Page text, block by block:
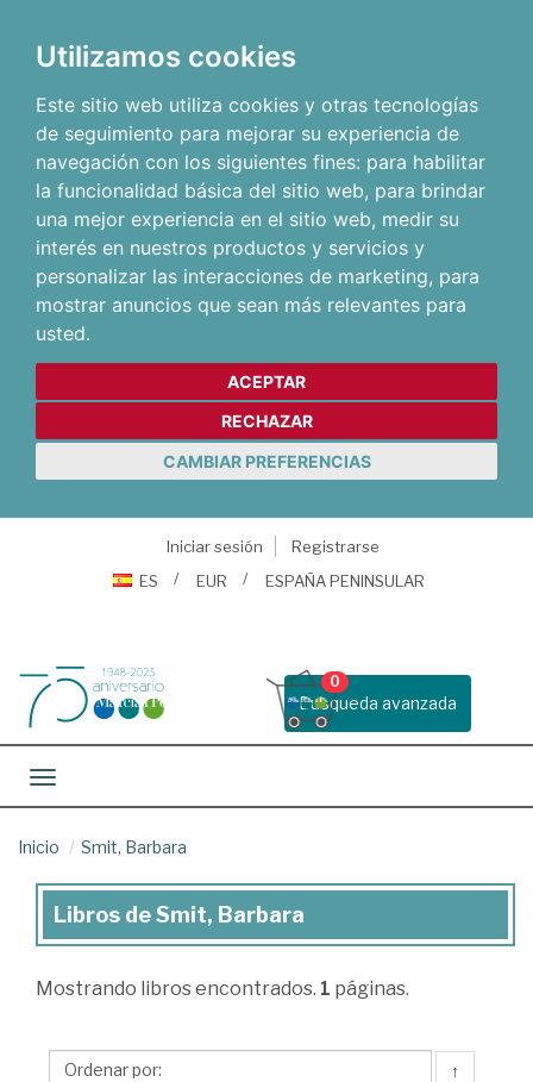
Utilizamos cookies
Este sitio web utiliza cookies y otras tecnologías
de seguimiento para mejorar su experiencia de
navegación con los siguientes fines: para habilitar
la funcionalidad básica del sitio web, para brindar
una mejor experiencia en el sitio web, medir su
interés en nuestros productos y servicios y
personalizar las interacciones de marketing, para
mostrar anuncios que sean más relevantes para
usted.
ACEPTAR
RECHAZAR
CAMBIAR PREFERENCIAS
Iniciar sesión
Registrarse
ES
EUR ESPAÑA PENINSULAR
Busqueda avanzada
0
Toggle navigation
Inicio Smit, Barbara
Libros
Smit,
Libros de Smit, Barbara
Mostrando libros encontrados. 1 páginas.
↑